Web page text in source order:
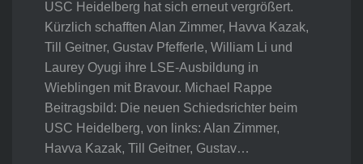
USC Heidelberg hat sich erneut vergrößert.
Kürzlich schafften Alan Zimmer, Havva Kazak,
Till Geitner, Gustav Pfefferle, William Li und
Laurey Oyugi ihre LSE-Ausbildung in
Wieblingen mit Bravour. Michael Rappe
Beitragsbild: Die neuen Schiedsrichter beim
USC Heidelberg, von links: Alan Zimmer,
Havva Kazak, Till Geitner, Gustav…